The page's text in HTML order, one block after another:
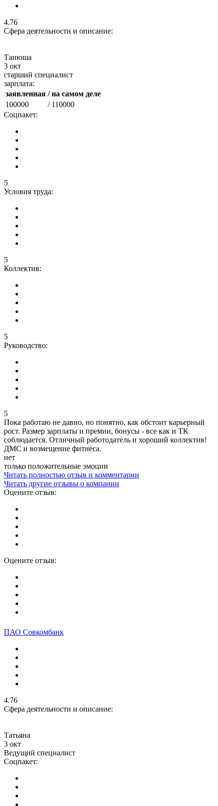
4.76
Сфера деятельности и описание:
Танюша
3 окт
старший специалист
зарплата:
заявленная / на самом деле
100000
/ 110000
Соцпакет:
5
Условия труда:
5
Коллектив:
5
Руководство:
5
Пока работаю не давно, но понятно, как обстоит карьерный
рост. Размер зарплаты и премии, бонусы - все как и ТК
соблюдается. Отличный работодатель и хороший коллектив!
ДМС и возмещение фитнеса.
нет
только положительные эмоции
Читать полностью отзыв и комментарии
Читать другие отзывы о компании
Оцените отзыв:
Оцените отзыв:
ПАО Совкомбанк
4.76
Сфера деятельности и описание:
Татьяна
3 окт
Ведущий специалист
Соцпакет: